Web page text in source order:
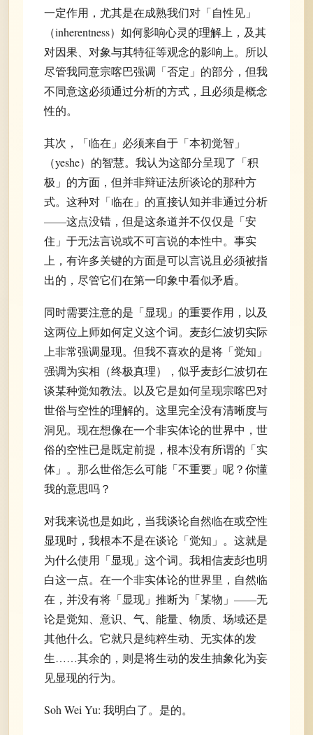
一定作用，尤其是在成熟我们对「自性见」
（inherentness）如何影响心灵的理解上，及其
对因果、对象与其特征等观念的影响上。所以
尽管我同意宗喀巴强调「否定」的部分，但我
不同意这必须通过分析的方式，且必须是概念
性的。
其次，「临在」必须来自于「本初觉智」
（yeshe）的智慧。我认为这部分呈现了「积
极」的方面，但并非辩证法所谈论的那种方
式。这种对「临在」的直接认知并非通过分析
——这点没错，但是这条道并不仅仅是「安
住」于无法言说或不可言说的本性中。事实
上，有许多关键的方面是可以言说且必须被指
出的，尽管它们在第一印象中看似矛盾。
同时需要注意的是「显现」的重要作用，以及
这两位上师如何定义这个词。麦彭仁波切实际
上非常强调显现。但我不喜欢的是将「觉知」
强调为实相（终极真理），似乎麦彭仁波切在
谈某种觉知教法。以及它是如何呈现宗喀巴对
世俗与空性的理解的。这里完全没有清晰度与
洞见。现在想像在一个非实体论的世界中，世
俗的空性已是既定前提，根本没有所谓的「实
体」。那么世俗怎么可能「不重要」呢？你懂
我的意思吗？
对我来说也是如此，当我谈论自然临在或空性
显现时，我根本不是在谈论「觉知」。这就是
为什么使用「显现」这个词。我相信麦彭也明
白这一点。在一个非实体论的世界里，自然临
在，并没有将「显现」推断为「某物」——无
论是觉知、意识、气、能量、物质、场域还是
其他什么。它就只是纯粹生动、无实体的发
生……其余的，则是将生动的发生抽象化为妄
见显现的行为。
Soh Wei Yu: 我明白了。是的。